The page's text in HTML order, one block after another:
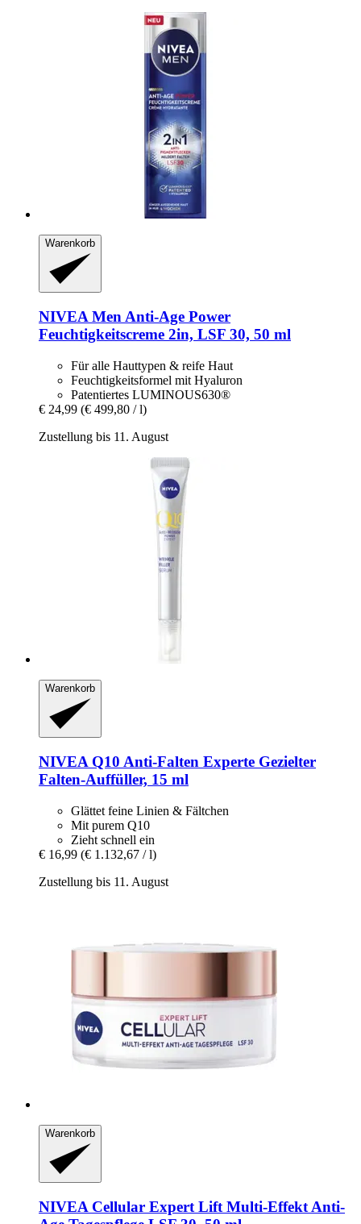
Warenkorb
NIVEA Men Anti-​Age Power
Feuchtigkeitscreme 2in, LSF 30, 50 ml
Für alle Hauttypen & reife Haut
Feuchtigkeitsformel mit Hyaluron
Patentiertes LUMINOUS630®
€ 24,99 (€ 499,80 / l)
Zustellung bis 11. August
Warenkorb
NIVEA Q10 Anti-​Falten Experte Gezielter
Falten-​Auffüller, 15 ml
Glättet feine Linien & Fältchen
Mit purem Q10
Zieht schnell ein
€ 16,99 (€ 1.132,67 / l)
Zustellung bis 11. August
Warenkorb
NIVEA Cellular Expert Lift Multi-​Effekt Anti-​